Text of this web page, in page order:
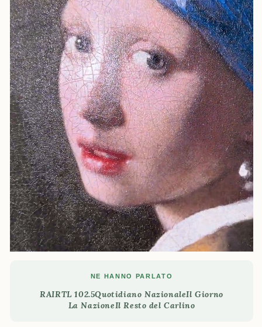
NE HANNO PARLATO
RAIRTL 102.5Quotidiano NazionaleIl Giorno
La NazioneIl Resto del Carlino